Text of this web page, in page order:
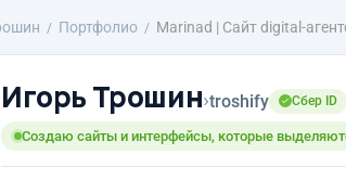
Портфолио Marinad | Сайт digital-
Игорь Трошин›troshify Сбер ID
Создаю сайты и интерфейсы, которые